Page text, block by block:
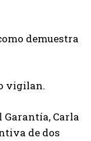
demuestra
vigilan.
Garantía, Carla
de dos